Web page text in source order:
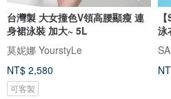
台灣製 大女撞色V領高腰顯瘦 連
身裙泳裝 加大~ 5L
莫妮娜 YourstyLe
NT$ 2,580
可客製
泳